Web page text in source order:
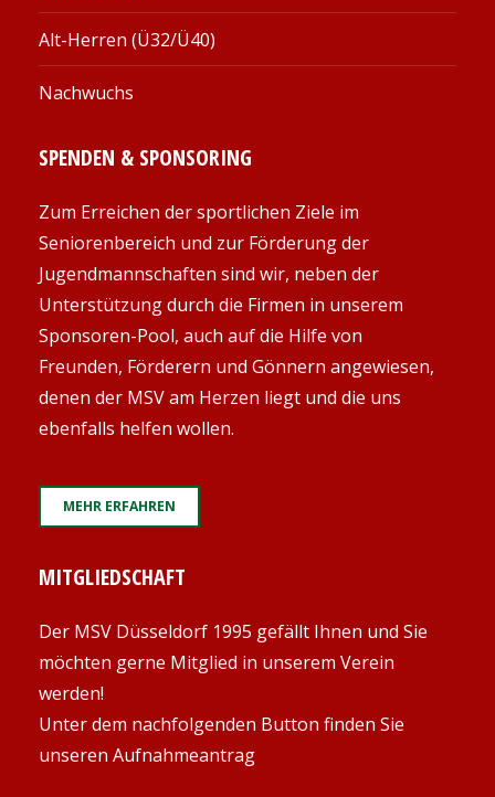
Alt-Herren (Ü32/Ü40)
Nachwuchs
SPENDEN & SPONSORING
Zum Erreichen der sportlichen Ziele im
Seniorenbereich und zur Förderung der
Jugendmannschaften sind wir, neben der
Unterstützung durch die Firmen in unserem
Sponsoren-Pool, auch auf die Hilfe von
Freunden, Förderern und Gönnern angewiesen,
denen der MSV am Herzen liegt und die uns
ebenfalls helfen wollen.
MEHR ERFAHREN
MITGLIEDSCHAFT
Der MSV Düsseldorf 1995 gefällt Ihnen und Sie
möchten gerne Mitglied in unserem Verein
werden!
Unter dem nachfolgenden Button finden Sie
unseren Aufnahmeantrag